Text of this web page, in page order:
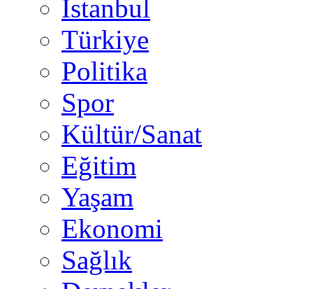
İstanbul
Türkiye
Politika
Spor
Kültür/Sanat
Eğitim
Yaşam
Ekonomi
Sağlık